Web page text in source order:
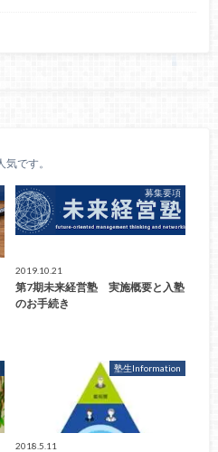
気です。
募集要項
2019.10.21
第7期未来経営塾 実施概要と入塾
のお手続き
塾生Information
2018.5.11